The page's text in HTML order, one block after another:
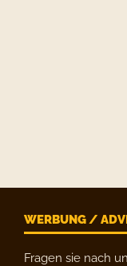
WERBUNG /
Fragen sie nach